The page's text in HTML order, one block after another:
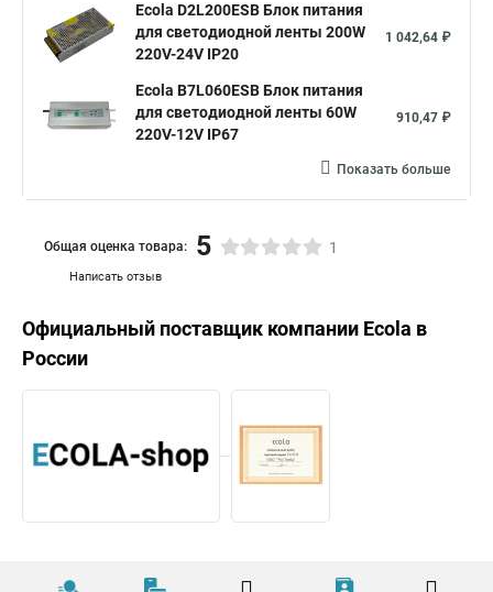
Ecola D2L200ESB Блок питания
для светодиодной ленты 200W
220V-24V IP20
1 042,64 ₽
Ecola B7L060ESB Блок питания
для светодиодной ленты 60W
220V-12V IP67
910,47 ₽
Показать больше
Написать отзыв
Общая оценка товара: 5 1
Официальный поставщик компании Ecola в
России